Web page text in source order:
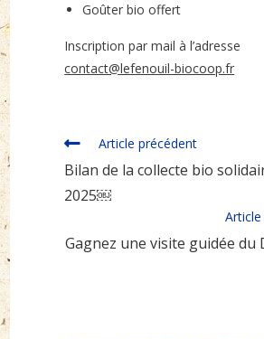
Goûter bio offert
Inscription par mail à l’adresse
contact@lefenouil-biocoop.fr
Read
articles
Article précédent
Bilan de la collecte bio
2025￼
Gagnez une visite guidée du